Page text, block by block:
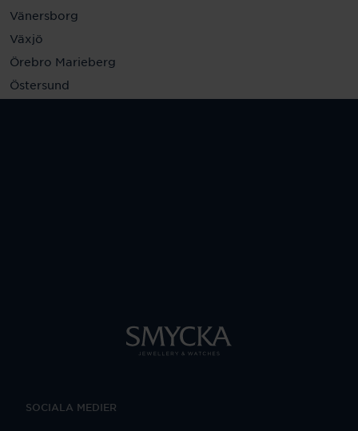
Vänersborg
Växjö
Örebro Marieberg
Östersund
SOCIALA MEDIER